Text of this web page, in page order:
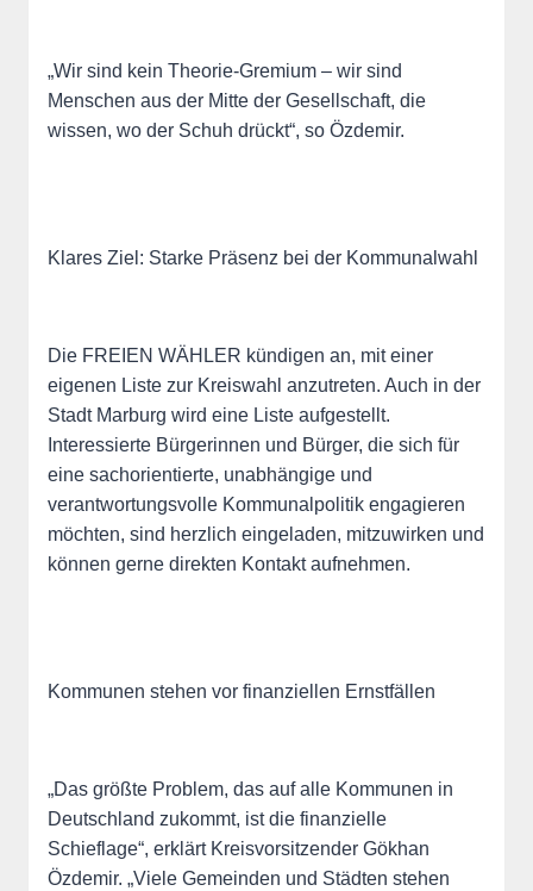
„Wir sind kein Theorie-Gremium – wir sind
Menschen aus der Mitte der Gesellschaft, die
wissen, wo der Schuh drückt“, so Özdemir.
Klares Ziel: Starke Präsenz bei der Kommunalwahl
Die FREIEN WÄHLER kündigen an, mit einer
eigenen Liste zur Kreiswahl anzutreten. Auch in der
Stadt Marburg wird eine Liste aufgestellt.
Interessierte Bürgerinnen und Bürger, die sich für
eine sachorientierte, unabhängige und
verantwortungsvolle Kommunalpolitik engagieren
möchten, sind herzlich eingeladen, mitzuwirken und
können gerne direkten Kontakt aufnehmen.
Kommunen stehen vor finanziellen Ernstfällen
„Das größte Problem, das auf alle Kommunen in
Deutschland zukommt, ist die finanzielle
Schieflage“, erklärt Kreisvorsitzender Gökhan
Özdemir. „Viele Gemeinden und Städten stehen